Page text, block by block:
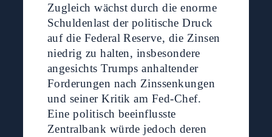
Zugleich wächst durch die enorme
Schuldenlast der politische Druck
auf die Federal Reserve, die Zinsen
niedrig zu halten, insbesondere
angesichts Trumps anhaltender
Forderungen nach Zinssenkungen
und seiner Kritik am Fed-Chef.
Eine politisch beeinflusste
Zentralbank würde jedoch deren